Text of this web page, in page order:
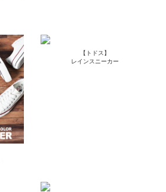
【トドス】
レインスニーカー